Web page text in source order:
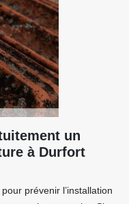
un
à Durfort
prévenir l’installation